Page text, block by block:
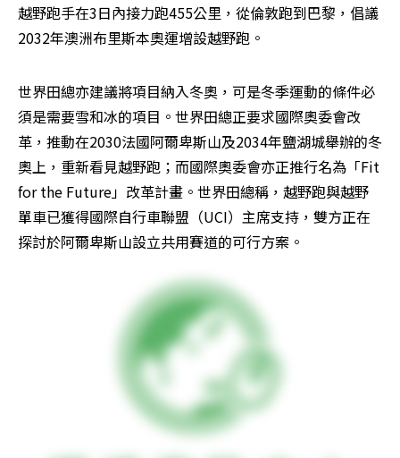
越野跑手在3日內接力跑455公里，從倫敦跑到巴黎，倡議
2032年澳洲布里斯本奧運增設越野跑。
世界田總亦建議將項目納入冬奧，可是冬季運動的條件必
須是需要雪和冰的項目。世界田總正要求國際奧委會改
革，推動在2030法國阿爾卑斯山及2034年鹽湖城舉辦的冬
奧上，重新看見越野跑；而國際奧委會亦正推行名為「Fit
for the Future」改革計畫。世界田總稱，越野跑與越野
單車已獲得國際自行車聯盟（UCI）主席支持，雙方正在
探討於阿爾卑斯山設立共用賽道的可行方案。